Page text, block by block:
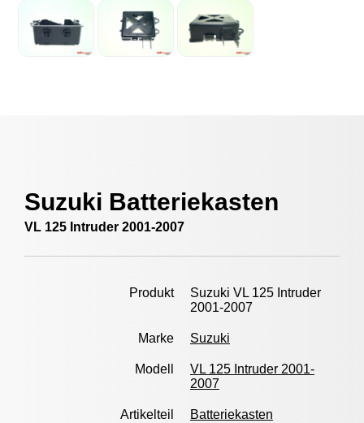
Suzuki Batteriekasten
VL 125 Intruder 2001-2007
Produkt
Suzuki VL 125 Intruder
2001-2007
Marke Suzuki
Modell
VL 125 Intruder 2001-
2007
Artikelteil Batteriekasten